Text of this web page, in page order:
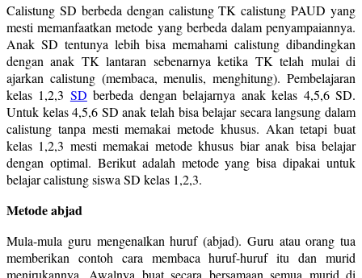
Calistung SD berbeda dengan calistung TK calistung PAUD yang
mesti memanfaatkan metode yang berbeda dalam penyampaiannya.
Anak SD tentunya lebih bisa memahami calistung dibandingkan
dengan anak TK lantaran sebenarnya ketika TK telah mulai di
ajarkan calistung (membaca, menulis, menghitung). Pembelajaran
kelas 1,2,3 SD berbeda dengan belajarnya anak kelas 4,5,6 SD.
Untuk kelas 4,5,6 SD anak telah bisa belajar secara langsung dalam
calistung tanpa mesti memakai metode khusus. Akan tetapi buat
kelas 1,2,3 mesti memakai metode khusus biar anak bisa belajar
dengan optimal. Berikut adalah metode yang bisa dipakai untuk
belajar calistung siswa SD kelas 1,2,3.
Metode abjad
Mula-mula guru mengenalkan huruf (abjad). Guru atau orang tua
memberikan contoh cara membaca huruf-huruf itu dan murid
menirukannya. Awalnya buat secara bersamaan semua murid di